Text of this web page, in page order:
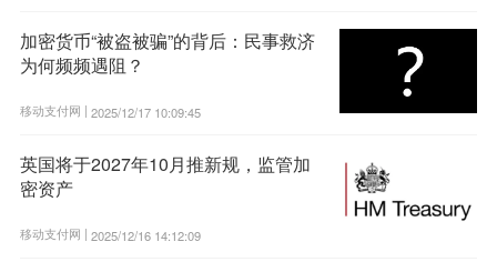
加密货币“被盗被骗”的背后：民事救济
为何频频遇阻？
移动支付网 | 2025/12/17 10:09:45
英国将于2027年10月推新规，监管加
密资产
移动支付网 | 2025/12/16 14:12:09